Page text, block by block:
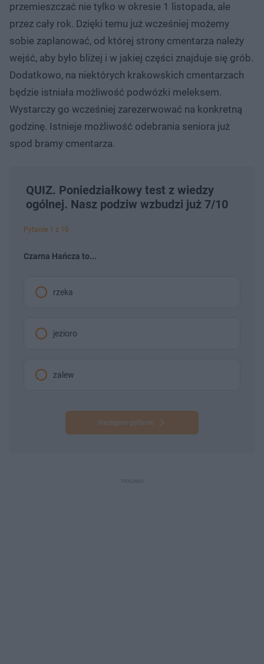
przemieszczać nie tylko w okresie 1 listopada, ale
przez cały rok. Dzięki temu już wcześniej możemy
sobie zaplanować, od której strony cmentarza należy
wejść, aby było bliżej i w jakiej części znajduje się grób.
Dodatkowo, na niektórych krakowskich cmentarzach
będzie istniała możliwość podwózki meleksem.
Wystarczy go wcześniej zarezerwować na konkretną
godzinę. Istnieje możliwość odebrania seniora już
spod bramy cmentarza.
QUIZ. Poniedziałkowy test z wiedzy
ogólnej. Nasz podziw wzbudzi już 7/10
Pytanie 1 z 10
Czarna Hańcza to...
rzeka
jezioro
zalew
Następne pytanie